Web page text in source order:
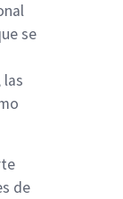
se
las
de